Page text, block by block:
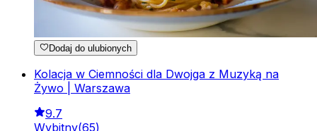
Dodaj do ulubionych
Kolacja w Ciemności dla Dwojga z Muzyką na
Żywo | Warszawa
9.7
Wybitny(65)